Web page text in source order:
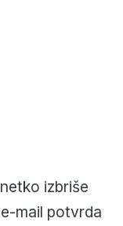
izbriše
mail potvrda